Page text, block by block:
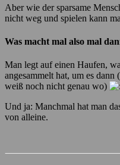
Aber wie der sparsame
nicht weg und spielen kann
Was macht mal also mal
Man legt auf einen Haufen,
angesammelt hat, um es
weiß noch nicht genau wo)
Und ja: Manchmal hat man
von alleine.